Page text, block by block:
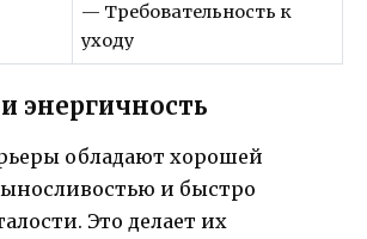
— Требовательность к
уходу
энергичность
обладают хорошей
и быстро
Это делает их